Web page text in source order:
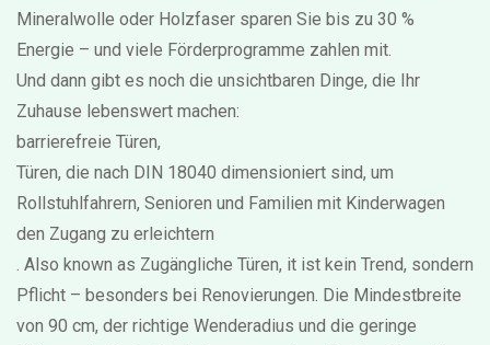
Mineralwolle oder Holzfaser sparen Sie bis zu 30 %
Energie – und viele Förderprogramme zahlen mit.
Und dann gibt es noch die unsichtbaren Dinge, die Ihr
Zuhause lebenswert machen:
barrierefreie Türen,
Türen, die nach DIN 18040 dimensioniert sind, um
Rollstuhlfahrern, Senioren und Familien mit Kinderwagen
den Zugang zu erleichtern
. Also known as Zugängliche Türen, it ist kein Trend, sondern
Pflicht – besonders bei Renovierungen. Die Mindestbreite
von 90 cm, der richtige Wenderadius und die geringe